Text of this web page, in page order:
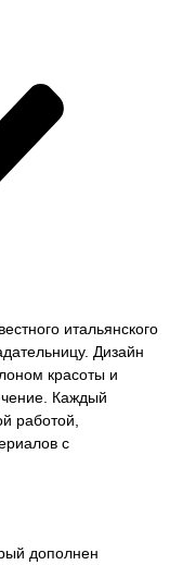
итальянского
Дизайн
красоты и
Каждый
работой,
с
дополнен